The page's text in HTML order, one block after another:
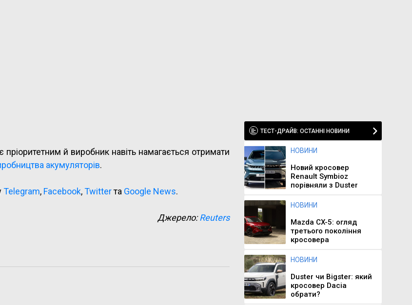
й виробник навіть намагається отримати
акумуляторів.
Telegram, Facebook,Twitterта Google News.
Джерело:Reuters
ТЕСТ-ДРАЙВ: ОСТАННІ НОВИНИ
НОВИНИ
Новий кросовер
Renault Symbioz
порівняли з Duster
НОВИНИ
Mazda CX-5: огляд
третього покоління
кросовера
НОВИНИ
Duster чи Bigster: який
кросовер Dacia
обрати?